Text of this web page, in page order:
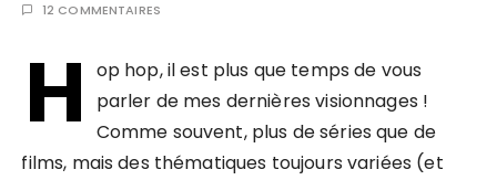
12 COMMENTAIRES
H
op hop, il est plus que temps de vous
parler de mes dernières visionnages !
Comme souvent, plus de séries que de
films, mais des thématiques toujours variées (et